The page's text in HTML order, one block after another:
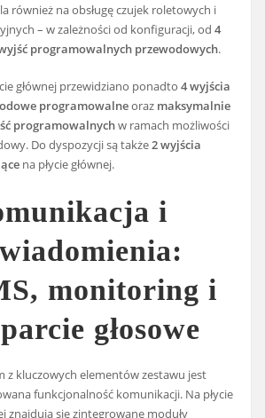
również na obsługę czujek roletowych i
– w zależności od konfiguracji, od4
programowalnych przewodowych.
głównej przewidziano ponadto4 wyjścia
programowalneoraz maksymalnie
programowalnychw ramach możliwości
Do dyspozycji są także2 wyjścia
na płycie głównej.
i
monitoring i
głosowe
z kluczowych elementów zestawu jest
funkcjonalność komunikacji. Na płycie
znajdują się zintegrowane moduły